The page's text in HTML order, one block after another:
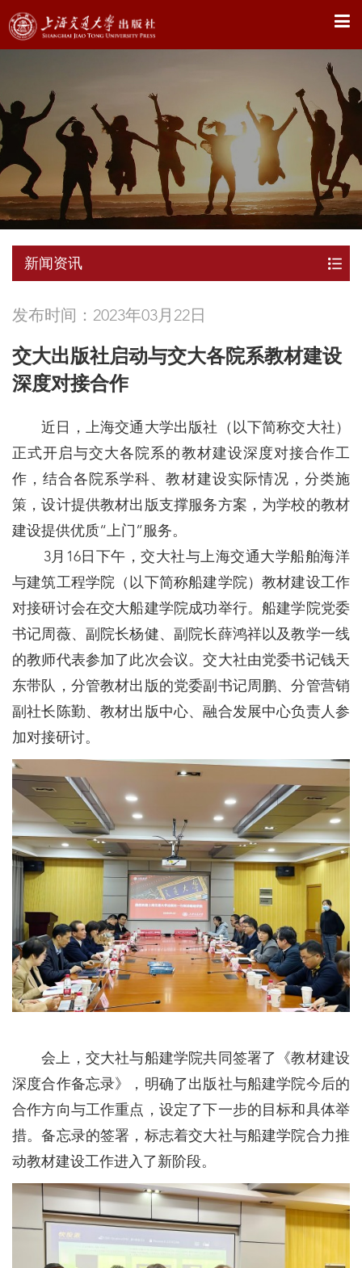
X
新闻资讯
发布时间：2023年03月22日
交大出版社启动与交大各院系教材建设
深度对接合作
近日，上海交通大学出版社（以下简称交大社）
正式开启与交大各院系的教材建设深度对接合作工
作，结合各院系学科、教材建设实际情况，分类施
策，设计提供教材出版支撑服务方案，为学校的教材
建设提供优质“上门”服务。
3月16日下午，交大社与上海交通大学船舶海洋
与建筑工程学院（以下简称船建学院）教材建设工作
对接研讨会在交大船建学院成功举行。船建学院党委
书记周薇、副院长杨健、副院长薛鸿祥以及教学一线
的教师代表参加了此次会议。交大社由党委书记钱天
东带队，分管教材出版的党委副书记周鹏、分管营销
副社长陈勤、教材出版中心、融合发展中心负责人参
加对接研讨。
会上，交大社与船建学院共同签署了《教材建设
深度合作备忘录》，明确了出版社与船建学院今后的
合作方向与工作重点，设定了下一步的目标和具体举
措。备忘录的签署，标志着交大社与船建学院合力推
动教材建设工作进入了新阶段。